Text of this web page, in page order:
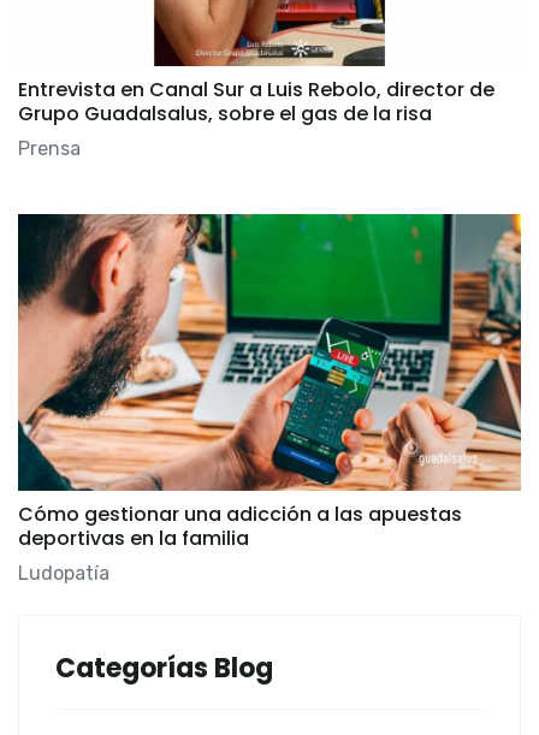
Entrevista en Canal Sur a Luis Rebolo, director de
Grupo Guadalsalus, sobre el gas de la risa
Prensa
Cómo gestionar una adicción a las apuestas
deportivas en la familia
Ludopatía
Categorías Blog